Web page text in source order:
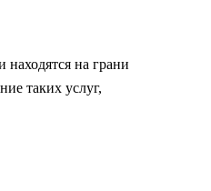
на грани
таких услуг,